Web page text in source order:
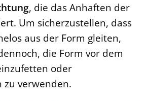
, die das Anhaften der
Um sicherzustellen, dass
aus der Form gleiten,
die Form vor dem
oder
zu verwenden.